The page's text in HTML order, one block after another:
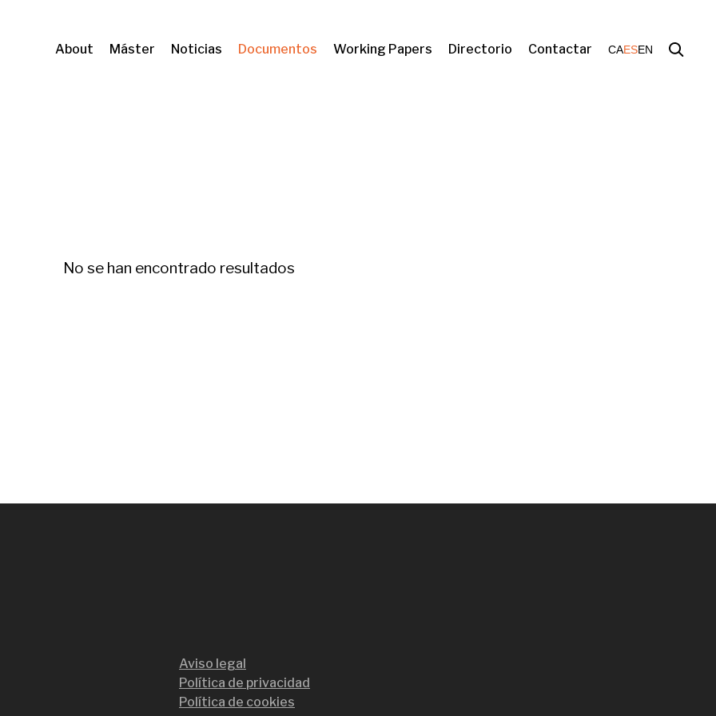
About Máster Noticias Documentos Working Papers Directorio Contactar CAESEN
No se han encontrado resultados
Aviso legal
Política de privacidad
Política de cookies